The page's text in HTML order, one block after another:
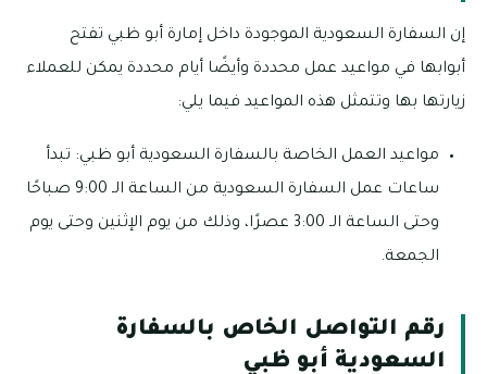
إن السفارة السعودية الموجودة داخل إمارة أبو ظبي تفتح
أبوابها في مواعيد عمل محددة وأيضًا أيام محددة يمكن للعملاء
زيارتها بها وتتمثل هذه المواعيد فيما يلي:
مواعيد العمل الخاصة بالسفارة السعودية أبو ظبي: تبدأ
ساعات عمل السفارة السعودية من الساعة الـ 9:00 صباحًا
وحتى الساعة الـ 3:00 عصرًا، وذلك من يوم الإثنين وحتى يوم
الجمعة.
رقم التواصل الخاص بالسفارة
السعودية أبو ظبي